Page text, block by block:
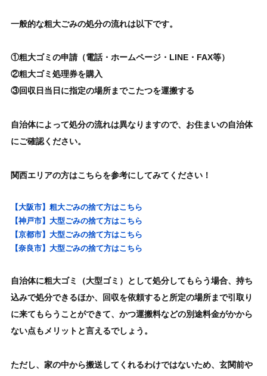
一般的な粗大ごみの処分の流れは以下です。
①粗大ゴミの申請（電話・ホームページ・LINE・FAX等）
②粗大ゴミ処理券を購入
③回収日当日に指定の場所までこたつを運搬する
自治体によって処分の流れは異なりますので、お住まいの自治体
にご確認ください。
関西エリアの方はこちらを参考にしてみてください！
【大阪市】粗大ごみの捨て方はこちら
【神戸市】大型ごみの捨て方はこちら
【京都市】大型ごみの捨て方はこちら
【奈良市】大型ごみの捨て方はこちら
自治体に粗大ゴミ（大型ゴミ）として処分してもらう場合、 持ち
込みで処分できるほか、 回収を依頼すると所定の場所まで引取り
に来てもらうことができて、かつ運搬料などの別途料金がかから
ない点もメリットと言えるでしょう。
ただし、家の中から搬送してくれるわけではないため、玄関前や